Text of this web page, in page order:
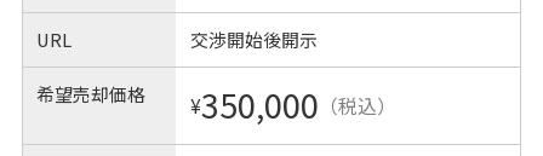
URL 交渉開始後開示
希望売却価格 ¥350,000 （税込）